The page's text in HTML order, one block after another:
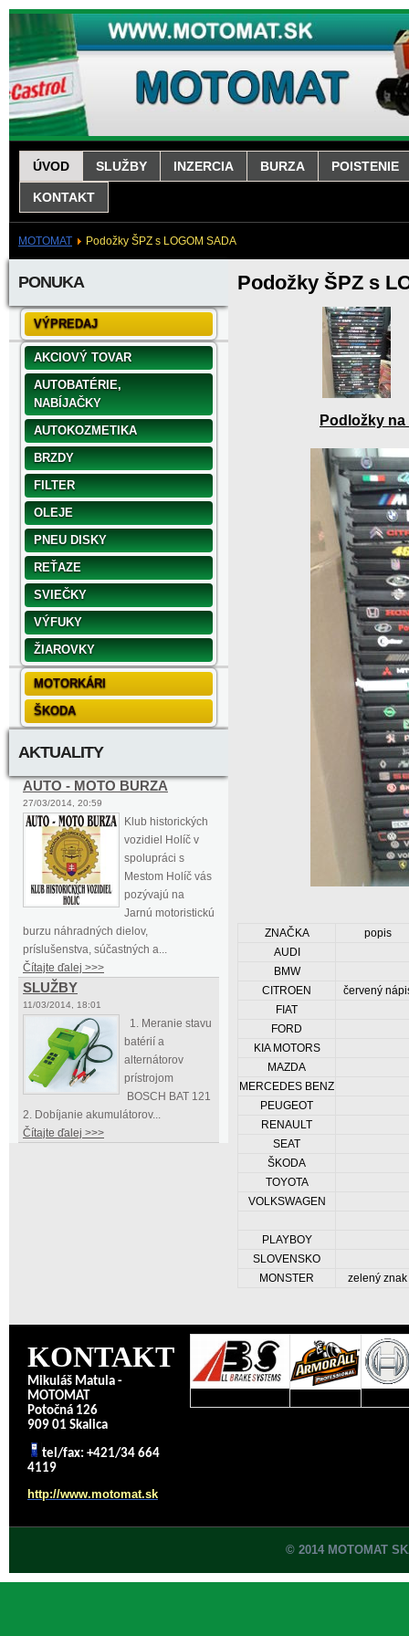
ÚVOD SLUŽBY INZERCIA BURZA POISTENIE
KONTAKT
MOTOMAT Podožky ŠPZ s LOGOM SADA
PONUKA
VÝPREDAJ
AKCIOVÝ TOVAR
AUTOBATÉRIE,
NABÍJAČKY
AUTOKOZMETIKA
BRZDY
FILTER
OLEJE
PNEU DISKY
REŤAZE
SVIEČKY
VÝFUKY
ŽIAROVKY
MOTORKÁRI
ŠKODA
AKTUALITY
AUTO - MOTO BURZA
27/03/2014, 20:59
Klub historických
vozidiel Holíč v
spolupráci s
Mestom Holíč vás
pozývajú na
Jarnú motoristickú
burzu náhradných dielov,
príslušenstva, súčastných a...
Čítajte ďalej >>>
SLUŽBY
11/03/2014, 18:01
1. Meranie stavu
batérií a
alternátorov
prístrojom
BOSCH BAT 121
2. Dobíjanie akumulátorov...
Čítajte ďalej >>>
Podožky ŠPZ s
Podložky
ZNAČKA
popis
AUDI
BMW
CITROEN
červený
FIAT
FORD
KIA MOTORS
MAZDA
MERCEDES BENZ
PEUGEOT
RENAULT
SEAT
ŠKODA
TOYOTA
VOLKSWAGEN
PLAYBOY
SLOVENSKO
MONSTER
zelený znak
KONTAKT
Mikuláš Matula -
MOTOMAT
Potočná 126
909 01 Skalica
tel/fax: +421/34 664
4119
http://www.motomat.sk
© 2014